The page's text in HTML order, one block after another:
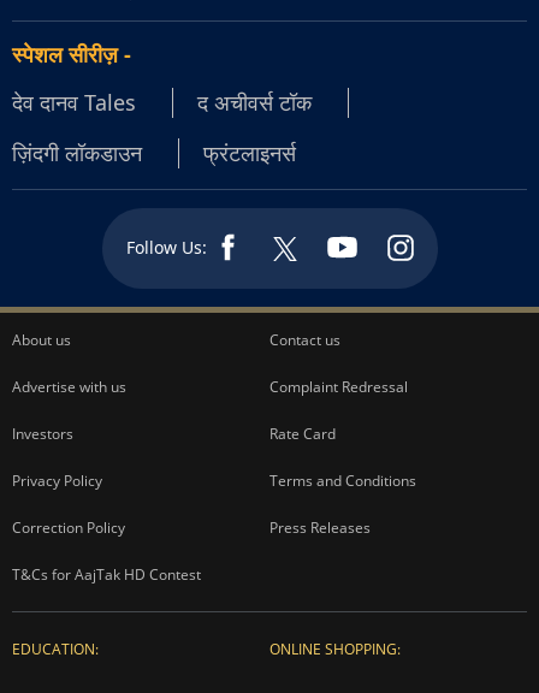
स्पेशल सीरीज़-
देव दानव Tales
द अचीवर्स टॉक
ज़िंदगी लॉकडाउन
फ्रंटलाइनर्स
Follow Us:
About us Contact us
Advertise with us Complaint Redressal
Investors Rate Card
Privacy Policy Terms and Conditions
Correction Policy Press Releases
T&Cs for AajTak HD Contest
EDUCATION: ONLINE SHOPPING: